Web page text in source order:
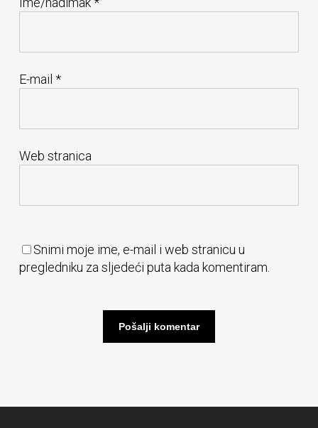
E-mail *
Web stranica
Snimi moje ime, e-mail i web stranicu u
pregledniku za sljedeći puta kada komentiram.